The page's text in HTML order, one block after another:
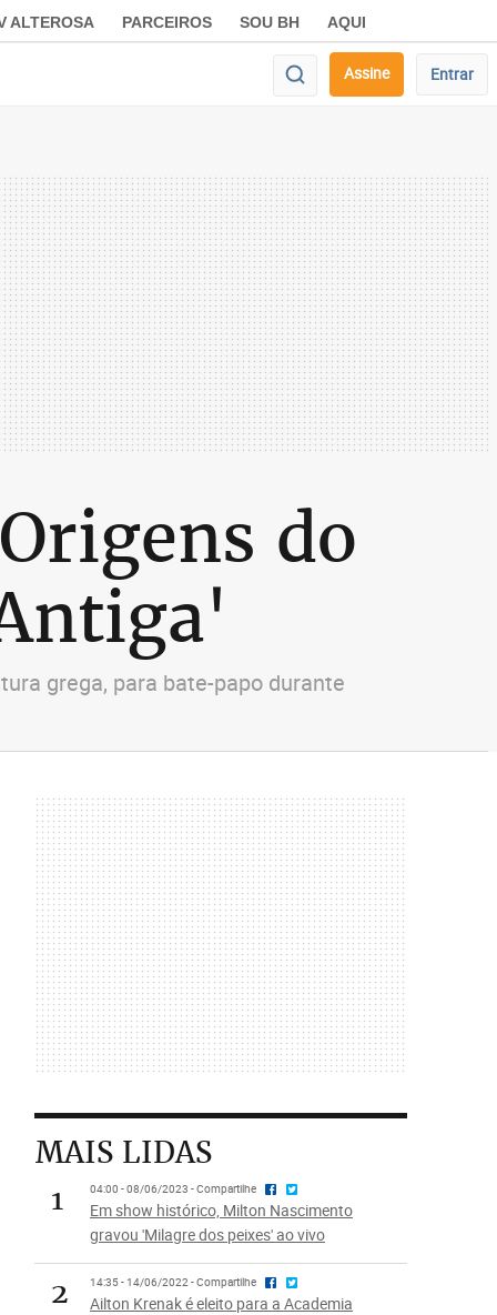
ALTEROSA PARCEIROS SOU BH AQUI
Assine Entrar
do
grega, para bate-papo durante
MAIS LIDAS
1
04:00 - 08/06/2023 - Compartilhe
Em show histórico, Milton Nascimento
gravou 'Milagre dos peixes' ao vivo
2 14:35 - 14/06/2022 - Compartilhe
Ailton Krenak é eleito para a Academia